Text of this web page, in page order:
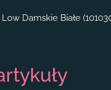
Damskie Białe